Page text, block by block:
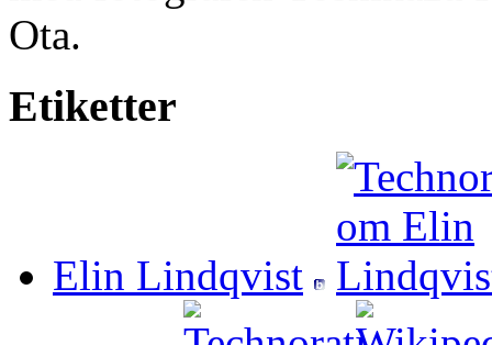
Ota.
Etiketter
Elin Lindqvist